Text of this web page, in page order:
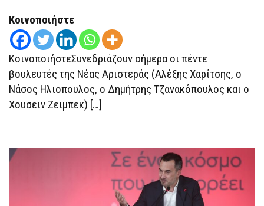
Κοινοποιήστε
ΚοινοποιήστεΣυνεδριάζουν σήμερα οι πέντε
βουλευτές της Νέας Αριστεράς (Αλέξης Χαρίτσης, ο
Νάσος Ηλιοπουλος, ο Δημήτρης Τζανακόπουλος και ο
Χουσειν Ζειμπεκ) […]